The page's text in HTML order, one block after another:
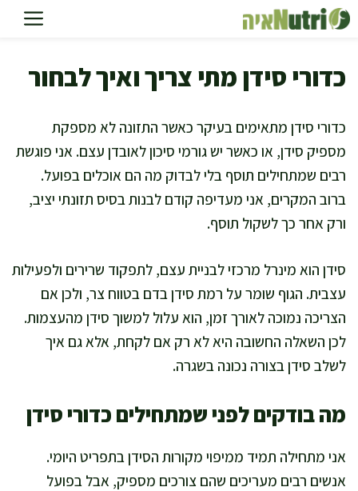
לדלג
לתוכן
כדורי סידן מתי צריך ואיך לבחור
כדורי סידן מתאימים בעיקר כאשר התזונה לא מספקת
מספיק סידן, או כאשר יש גורמי סיכון לאובדן עצם. אני פוגשת
רבים שמתחילים תוסף בלי לבדוק מה הם אוכלים בפועל.
ברוב המקרים, אני מעדיפה קודם לבנות בסיס תזונתי יציב,
ורק אחר כך לשקול תוסף.
סידן הוא מינרל מרכזי לבניית עצם, לתפקוד שרירים ולפעילות
עצבית. הגוף שומר על רמת סידן בדם בטווח צר, ולכן אם
הצריכה נמוכה לאורך זמן, הוא עלול למשוך סידן מהעצמות.
לכן השאלה החשובה היא לא רק אם לקחת, אלא גם איך
לשלב סידן בצורה נכונה בשגרה.
מה בודקים לפני שמתחילים כדורי סידן
אני מתחילה תמיד ממיפוי מקורות הסידן בתפריט היומי.
אנשים רבים מעריכים שהם צורכים מספיק, אבל בפועל